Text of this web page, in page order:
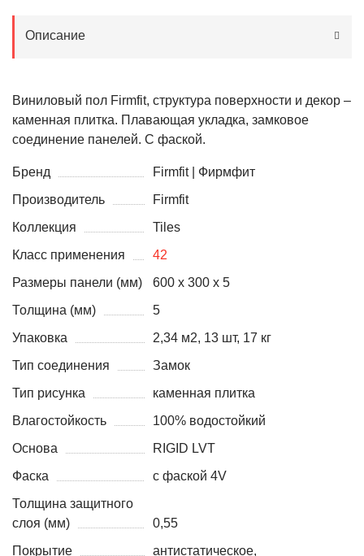
Описание
Виниловый пол Firmfit, структура поверхности и декор –
каменная плитка. Плавающая укладка, замковое
соединение панелей. С фаской.
Бренд
Firmfit | Фирмфит
Производитель
Firmfit
Коллекция
Tiles
Класс применения
42
Размеры панели (мм)
600 x 300 x 5
Толщина (мм)
5
Упаковка
2,34 м2, 13 шт, 17 кг
Тип соединения
Замок
Тип рисунка
каменная плитка
Влагостойкость
100% водостойкий
Основа
RIGID LVT
Фаска
с фаской 4V
Толщина защитного
слоя (мм)
0,55
Покрытие
антистатическое,